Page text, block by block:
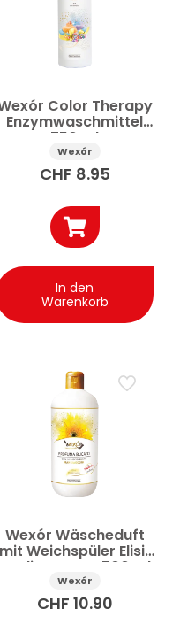
Color Therapy
Enzymwaschmittel
750 ml
Wexór
CHF 8.95
In den
Warenkorb
Wexór Wäscheduft
mit Weichspüler Elisir
Mediterraneo 500 ml
Wexór
CHF 10.90